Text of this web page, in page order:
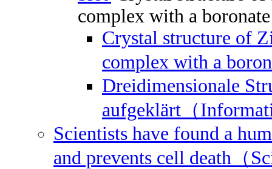
complex with a
Crystal structure of
complex with a
Dreidimensionale
aufgeklärt（
Scientists have found a
and prevents cell death（